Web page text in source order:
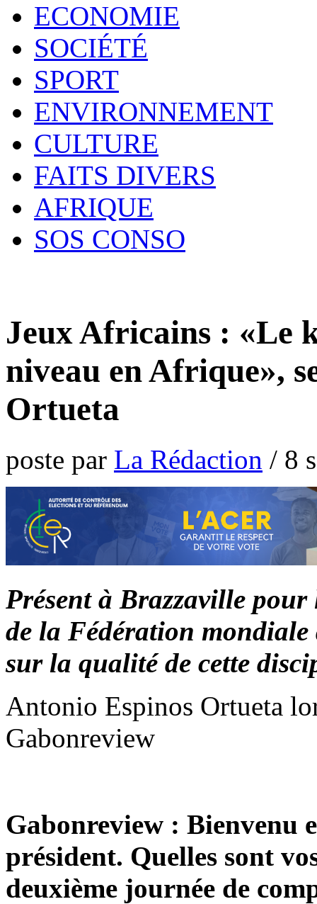
ECONOMIE
SOCIÉTÉ
SPORT
ENVIRONNEMENT
CULTURE
FAITS DIVERS
AFRIQUE
SOS CONSO
Jeux Africains : «Le
niveau en Afrique»,
Ortueta
poste par La Rédaction / 8
Présent à Brazzaville
de la Fédération mondiale
sur la qualité de cette
Antonio Espinos Ortueta
Gabonreview
Gabonreview : Bienvenu
président. Quelles sont
deuxième journée de